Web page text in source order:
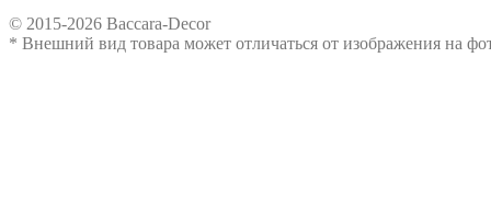
© 2015-2026 Baccara-Decor
* Внешний вид товара может отличаться от изображения на